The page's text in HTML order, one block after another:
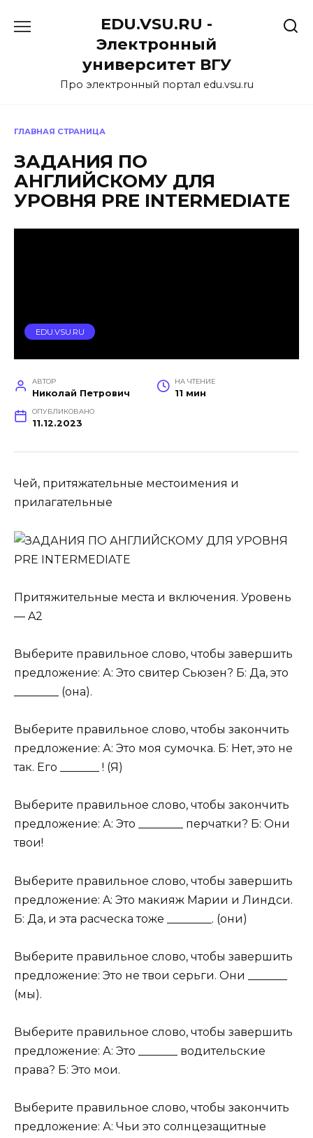
EDU.VSU.RU -
Электронный
университет ВГУ
Про электронный портал edu.vsu.ru
ГЛАВНАЯ СТРАНИЦА
ЗАДАНИЯ ПО
АНГЛИЙСКОМУ ДЛЯ
УРОВНЯ PRE INTERMEDIATE
EDU.VSU.RU
АВТОР
Николай Петрович
НА ЧТЕНИЕ
11 мин
ОПУБЛИКОВАНО
11.12.2023
Чей, притяжательные местоимения и
прилагательные
Притяжительные места и включения. Уровень
— A2
Выберите правильное слово, чтобы завершить
предложение: А: Это свитер Сьюзен? Б: Да, это
________ (она).
Выберите правильное слово, чтобы закончить
предложение: А: Это моя сумочка. Б: Нет, это не
так. Его _______ ! (Я)
Выберите правильное слово, чтобы закончить
предложение: А: Это ________ перчатки? Б: Они
твои!
Выберите правильное слово, чтобы завершить
предложение: A: Это макияж Марии и Линдси.
Б: Да, и эта расческа тоже ________. (они)
Выберите правильное слово, чтобы завершить
предложение: Это не твои серьги. Они _______
(мы).
Выберите правильное слово, чтобы завершить
предложение: А: Это _______ водительские
права? Б: Это мои.
Выберите правильное слово, чтобы закончить
предложение: А: Чьи это солнцезащитные